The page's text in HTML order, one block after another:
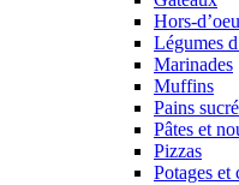
Hors-
Légumes
Marinades
Muffins
Pains
Pâtes et
Pizzas
Potages et